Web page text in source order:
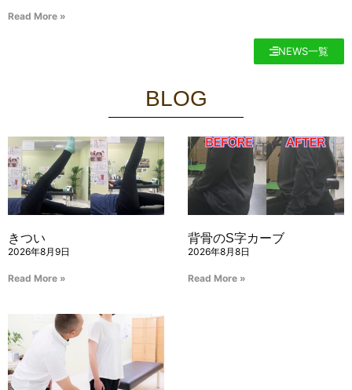
Read More »
NEWS一覧
BLOG
きつい
2026年8月9日
Read More »
背骨のS字カーブ
2026年8月8日
Read More »